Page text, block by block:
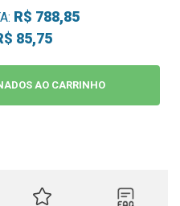
AO CARRINHO
R$ 788,85
85,75